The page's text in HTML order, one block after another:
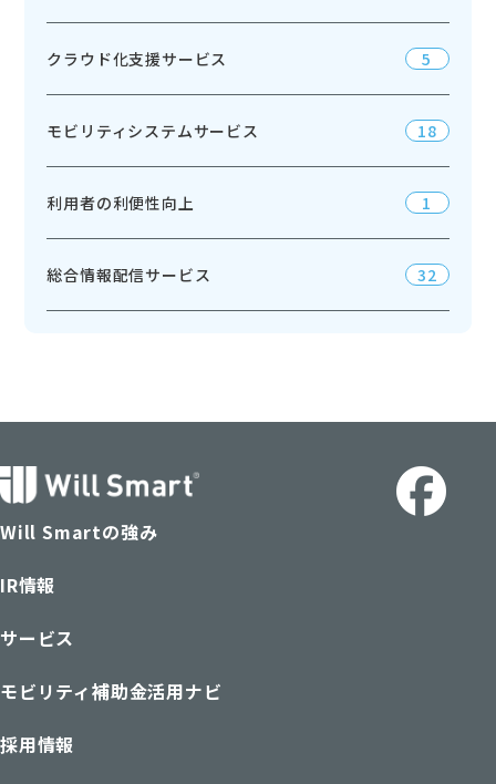
クラウド化支援サービス 5
モビリティシステムサービス 18
利用者の利便性向上 1
総合情報配信サービス 32
Will Smartの強み
IR情報
サービス
モビリティ補助金活用ナビ
採用情報